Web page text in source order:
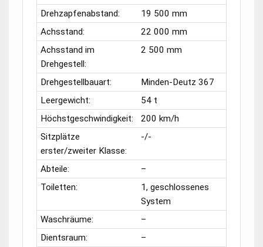
Drehzapfenabstand:
19 500 mm
Achsstand:
22 000 mm
Achsstand im
Drehgestell:
2 500 mm
Drehgestellbauart:
Minden-Deutz 367
Leergewicht:
54 t
Höchstgeschwindigkeit:
200 km/h
Sitzplätze
erster/zweiter Klasse:
-/-
Abteile:
–
Toiletten:
1, geschlossenes
System
Waschräume:
–
Dientsraum:
–